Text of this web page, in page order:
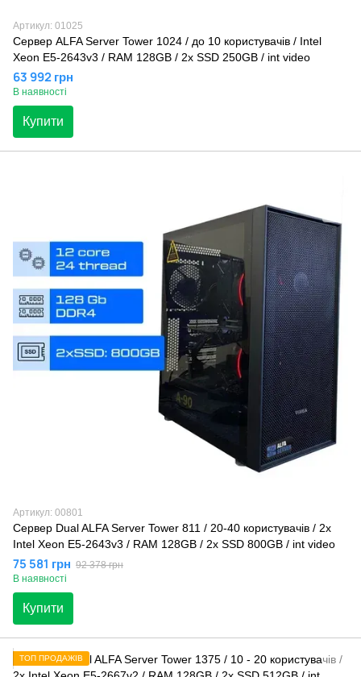
Артикул: 01025
Сервер ALFA Server Tower 1024 / до 10 користувачів / Intel
Xeon E5-2643v3 / RAM 128GB / 2x SSD 250GB / int video
63 992 грн
В наявності
Купити
Артикул: 00801
Сервер Dual ALFA Server Tower 811 / 20-40 кopиcтувaчів / 2х
Intel Xeon E5-2643v3 / RAM 128GB / 2x SSD 800GB / int video
75 581 грн 92 378 грн
В наявності
Купити
ТОП ПРОДАЖІВ